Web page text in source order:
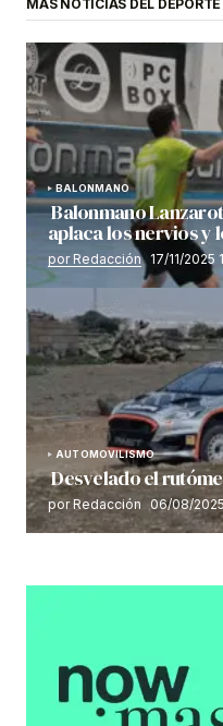
MÁS NOTICIAS DEL
BALONMANO
Balonmano
aplaca los nervios y
por Redacción 17/11/2025
AUTOMOVILISMO
Desvelado el
por Redacción 06/08/2025